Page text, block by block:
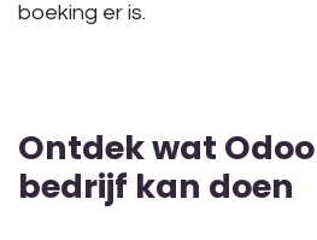
boeking er is.
Ontdek wat
bedrijf kan doen